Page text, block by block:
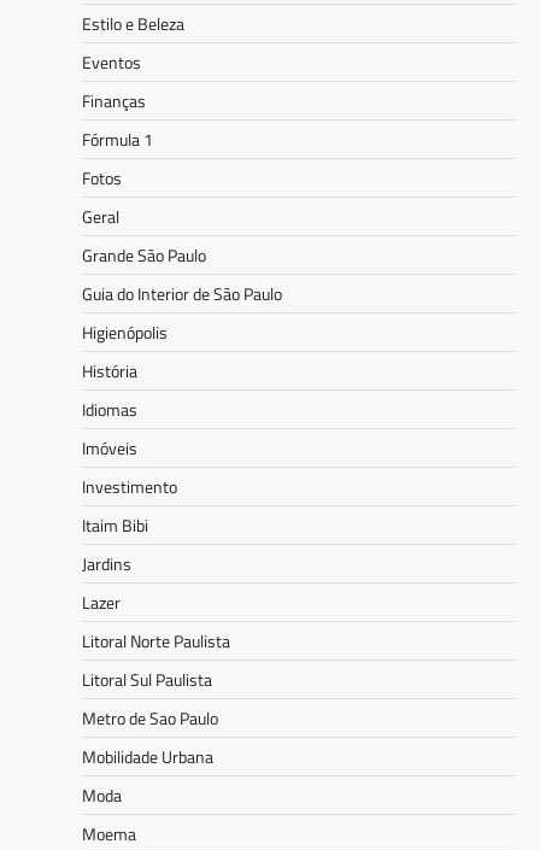
Estilo e Beleza
Eventos
Finanças
Fórmula 1
Fotos
Geral
Grande São Paulo
Guia do Interior de São Paulo
Higienópolis
História
Idiomas
Imóveis
Investimento
Itaim Bibi
Jardins
Lazer
Litoral Norte Paulista
Litoral Sul Paulista
Metro de Sao Paulo
Mobilidade Urbana
Moda
Moema